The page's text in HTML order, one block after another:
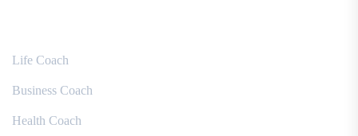
Life Coach
Business Coach
Health Coach